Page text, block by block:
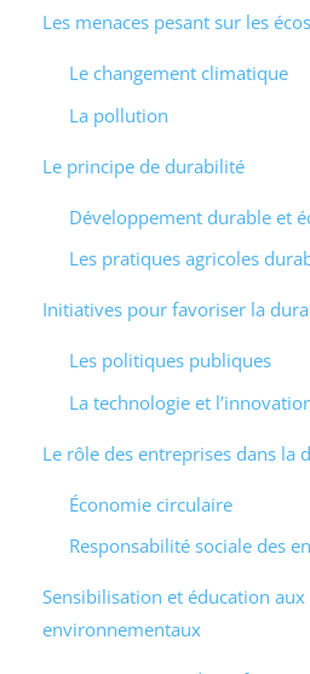
Les menaces pesant sur les
Le changement climatique
La pollution
Le principe de durabilité
Développement durable et
Les pratiques agricoles
Initiatives pour favoriser la
Les politiques publiques
La technologie et
Le rôle des entreprises dans la
Économie circulaire
Responsabilité sociale des
Sensibilisation et éducation aux
environnementaux